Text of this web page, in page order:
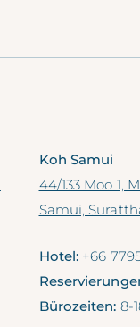
Koh Samui
44/133 Moo 1,
Samui,
Hotel: +66
Bürozeiten: 8-